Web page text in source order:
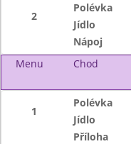
2
Polévka
Jídlo
Nápoj
Menu
Chod
1
Polévka
Jídlo
Příloha